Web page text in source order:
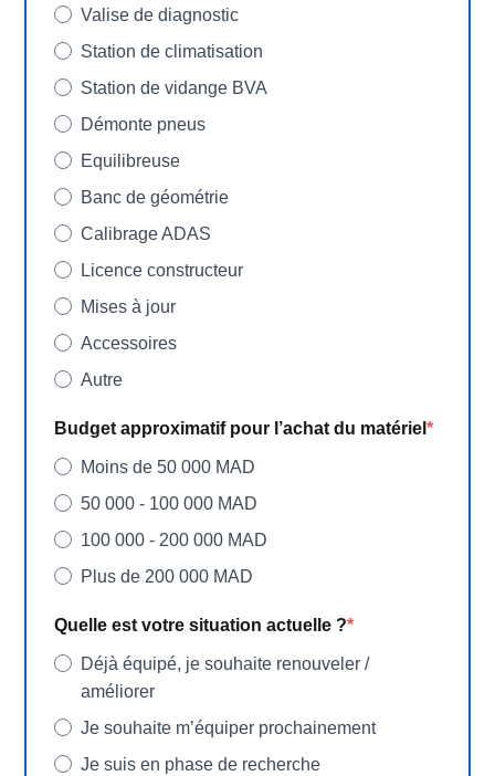
Valise de diagnostic
Station de climatisation
Station de vidange BVA
Démonte pneus
Equilibreuse
Banc de géométrie
Calibrage ADAS
Licence constructeur
Mises à jour
Accessoires
Autre
Budget approximatif pour l’achat du matériel
Moins de 50 000 MAD
50 000 - 100 000 MAD
100 000 - 200 000 MAD
Plus de 200 000 MAD
Quelle est votre situation actuelle ?
Déjà équipé, je souhaite renouveler /
améliorer
Je souhaite m’équiper prochainement
Je suis en phase de recherche